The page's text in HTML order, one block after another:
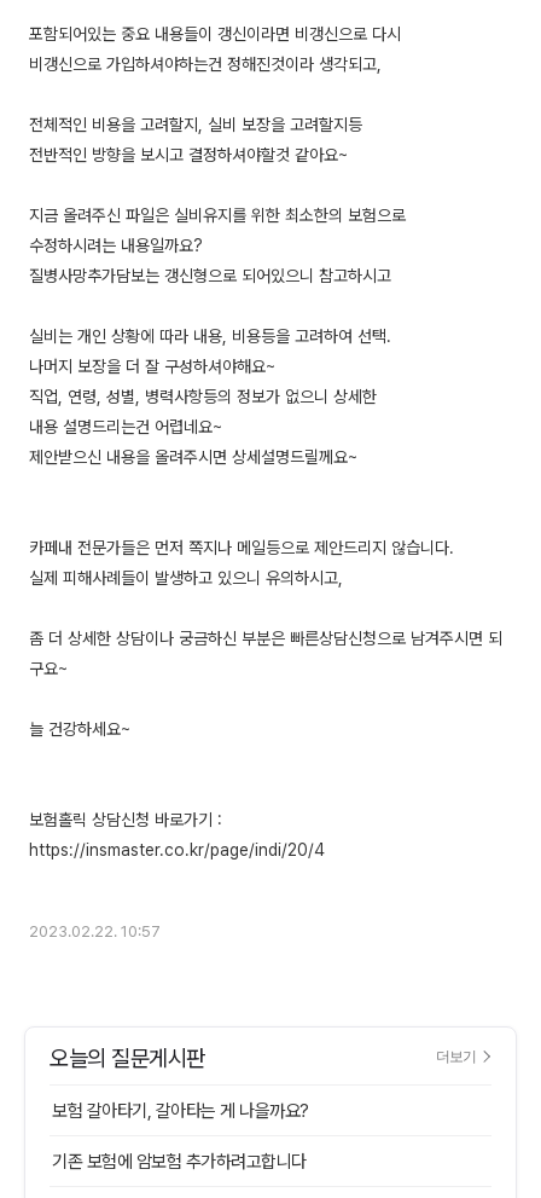
포함되어있는 중요 내용들이 갱신이라면 비갱신으로 다시
비갱신으로 가입하셔야하는건 정해진것이라 생각되고,
전체적인 비용을 고려할지, 실비 보장을 고려할지등
전반적인 방향을 보시고 결정하셔야할것 같아요~
지금 올려주신 파일은 실비유지를 위한 최소한의 보험으로
수정하시려는 내용일까요?
질병사망추가담보는 갱신형으로 되어있으니 참고하시고
실비는 개인 상황에 따라 내용, 비용등을 고려하여 선택.
나머지 보장을 더 잘 구성하셔야해요~
직업, 연령, 성별, 병력사항등의 정보가 없으니 상세한
내용 설명드리는건 어렵네요~
제안받으신 내용을 올려주시면 상세설명드릴께요~
카페내 전문가들은 먼저 쪽지나 메일등으로 제안드리지 않습니다.
실제 피해사례들이 발생하고 있으니 유의하시고,
좀 더 상세한 상담이나 궁금하신 부분은 빠른상담신청으로 남겨주시면 되
구요~
늘 건강하세요~
보험홀릭 상담신청 바로가기 :
https://insmaster.co.kr/page/indi/20/4
2023.02.22. 10:57
오늘의 질문게시판 더보기
보험 갈아타기, 갈아타는 게 나을까요?
기존 보험에 암보험 추가하려고합니다